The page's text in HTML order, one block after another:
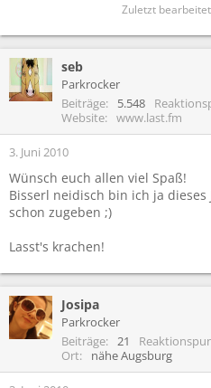
Zuletzt
seb
Parkrocker
Beiträge
5.548
Website
www.last.fm
3. Juni 2010
Wünsch euch allen viel Spaß!
Bisserl neidisch bin ich ja
schon zugeben ;)
Lasst's krachen!
Josipa
Parkrocker
Beiträge
21
Ort
nähe Augsburg